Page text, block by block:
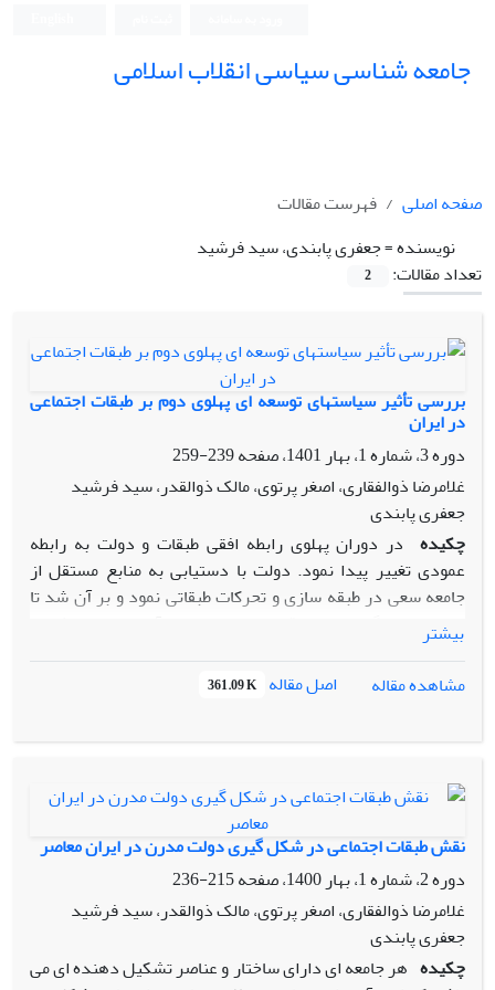
جامعه شناسی سیاسی انقلاب اسلامی
صفحه اصلی
فهرست مقالات
نویسنده =جعفری پابندی، سید فرشید
تعداد مقالات:
2
بررسی تأثیر سیاستهای توسعه ای پهلوی دوم بر طبقات اجتماعی
در ایران
دوره 3، شماره 1، بهار 1401، صفحه
239-259
غلامرضا ذوالفقاری، اصغر پرتوی، مالک ذوالقدر، سید فرشید
جعفری پابندی
چکیده در دوران پهلوی رابطه افقی طبقات و دولت به رابطه
عمودی تغییر پیدا نمود. دولت با دستیابی به منابع مستقل از
جامعه سعی در طبقه سازی و تحرکات طبقاتی نمود و بر آن شد تا
برای خود پایگاه اجتماعی قدرتمندی به وجود آورد. مقاله پیش رو
توصیفی تحلیلی است و با استفاده از روش کتابخانه‌ای به بررسی
موضوع مورد اشاره پرداخته است. دولت محمد رضا شاه سعی در
کنار زدن طبقات بانفوذ و تاریخی با تأکید بر برنامه های توسعه
موقعیت طبقات سنتی ایران را محدود نمود. شاه با اصلاحات ارضی؛
و کنار زدن اشراف و خوانین و به حاشیه راندن عنصر دین و
کنارگذاشتن روحانیت و توسعه صنعتی به منظور کنار گذاشتن بازار
سنتی از تحولات سیاسی – اجتماعی در جامعه ایران نمود و بر ان
شد در میان دهقانان، روشنفکران و طبقه سرمایه داری صنعتی
پایگاه قدرتمندی ایجاد کند. ولی به دلیل سیاست های متعارض
توسعه نتوانست در این امر موفق عمل نماید و به مرور زمان با
جابه جایی طبقات؛ خواسته های جدید تر به وجود آمد که با مبانی
بیشتر
مشاهده مقاله
اصل مقاله 361.09 K
نقش طبقات اجتماعی در شکل گیری دولت مدرن در ایران معاصر
دوره 2، شماره 1، بهار 1400، صفحه
215-236
غلامرضا ذوالفقاری، اصغر پرتوی، مالک ذوالقدر، سید فرشید
جعفری پابندی
چکیده هر جامعه ای دارای ساختار و عناصر تشکیل دهنده ای می